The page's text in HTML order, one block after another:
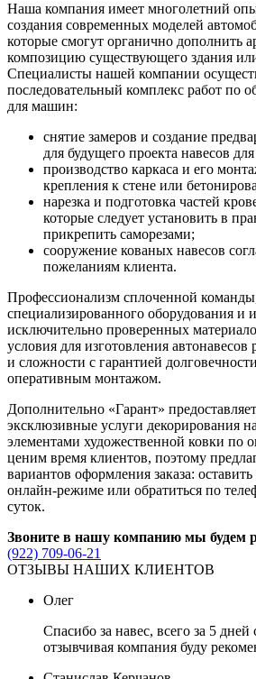
Наша компания имеет многолетний
создания современных моделей
которые смогут органично дополнить
композицию существующего здания
Специалисты нашей компании
последовательный комплекс работ по
для машин:
снятие замеров и создание
для будущего проекта навесов
производство каркаса и его
крепления к стене или
нарезка и подготовка частей
которые следует установить в
прикрепить саморезами;
сооружение кованых навесов
пожеланиям клиента.
Профессионализм сплоченной
специализированного оборудования и
исключительно проверенных
условия для изготовления
и сложности с гарантией
оперативным монтажом.
Дополнительно «Гарант»
эксклюзивные услуги декорирования
элементами художественной ковки по
ценим время клиентов, поэтому
вариантов оформления заказа: оставить
онлайн-режиме или обратиться по
суток.
Звоните в нашу компанию мы будем
(922) 709-06-21
ОТЗЫВЫ НАШИХ КЛИЕНТОВ
Олег
Спасибо за навес, всего за 5 дней
отзывчивая компания буду